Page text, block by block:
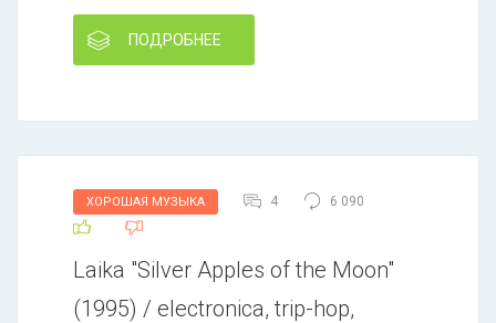
ПОДРОБНЕЕ
ХОРОШАЯ МУЗЫКА 4 6 090
Laika "Silver Apples of the Moon"
(1995) / electronica, trip-hop,